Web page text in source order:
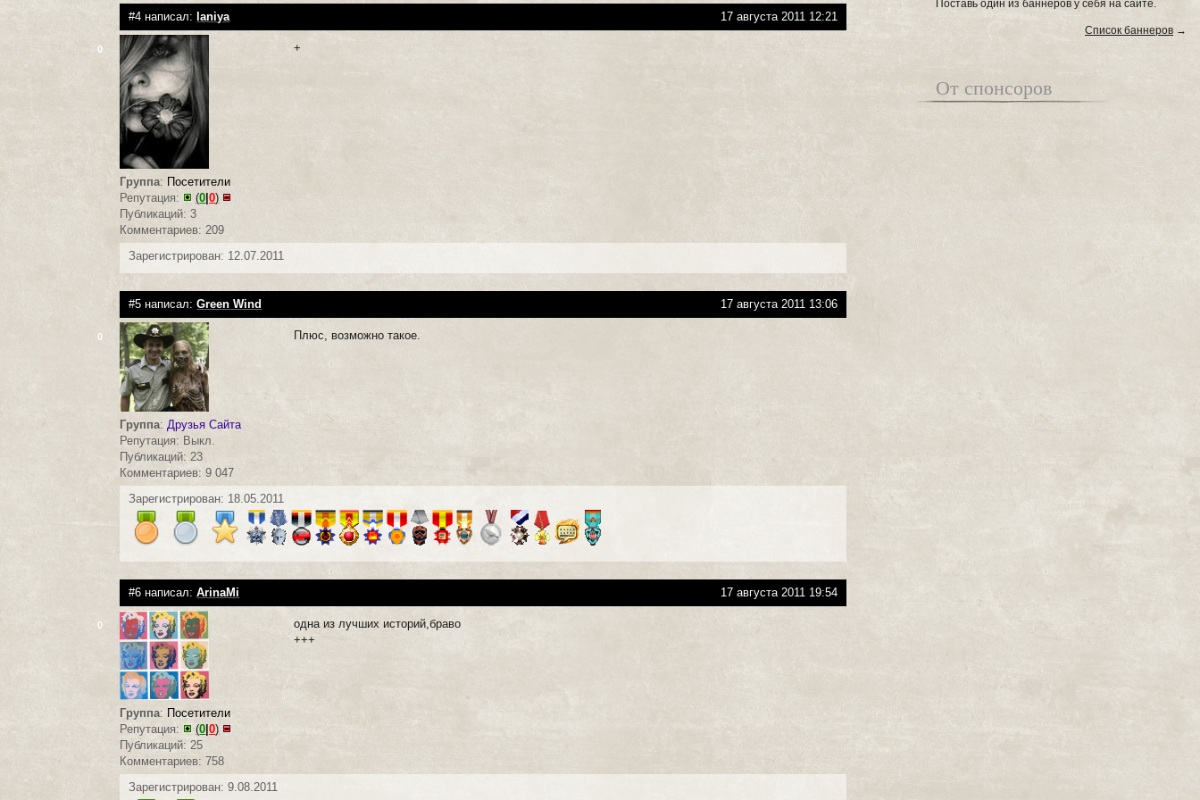
#4 написал:laniya 17 августа 2011 12:21
0
Группа: Посетители
Репутация:
(0|0)
Публикаций: 3
Комментариев: 209
+
Зарегистрирован: 12.07.2011
#5 написал:Green Wind 17 августа 2011 13:06
0
Группа: Друзья Сайта
Репутация: Выкл.
Публикаций: 23
Комментариев: 9 047
Плюс, возможно такое.
Зарегистрирован: 18.05.2011
#6 написал:ArinaMi 17 августа 2011 19:54
0
Группа: Посетители
Репутация:
(0 |0)
Публикаций: 25
Комментариев: 758
одна из лучших историй,браво
+++
Зарегистрирован: 9.08.2011
Поставь один из баннеров у себя на сайте.
Список баннеров →
От спонсоров